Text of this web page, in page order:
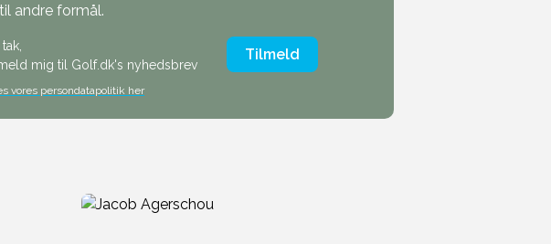
andre formål.
tak,
mig til Golf.dk's nyhedsbrev
vores persondatapolitik her
Tilmeld